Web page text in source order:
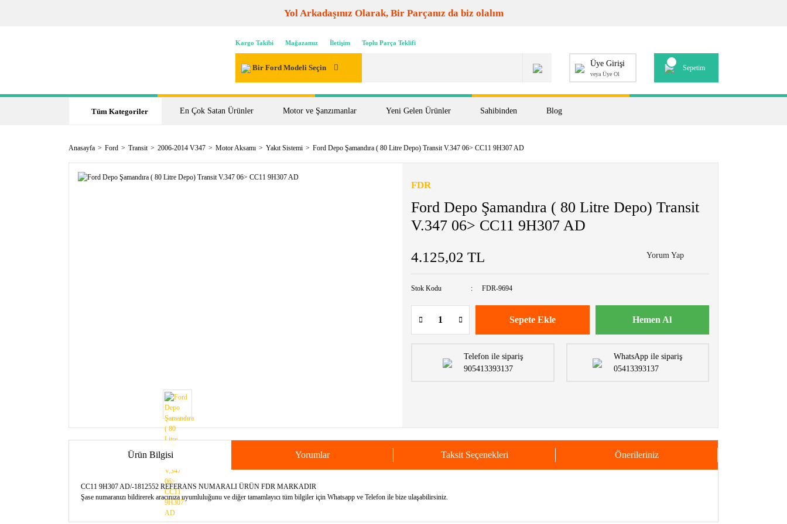
Yol Arkadaşınız Olarak, Bir Parçanız da biz olalım
Kargo Takibi Mağazamız İletişim Toplu Parça Teklifi
Bir Ford Modeli Seçin Üye Girişi
veya Üye Ol
Sepetim
Tüm Kategoriler En Çok Satan Ürünler Motor ve Şanzımanlar Yeni Gelen Ürünler Sahibinden Blog
Anasayfa Ford Transit 2006-2014 V347 Motor Aksamı Yakıt Sistemi Ford Depo Şamandıra ( 80 Litre Depo) Transit V.347 06> CC11 9H307 AD
FDR
Ford Depo Şamandıra ( 80 Litre Depo) Transit
V.347 06> CC11 9H307 AD
4.125,02 TL Yorum Yap
Stok Kodu FDR-9694
Sepete Ekle Hemen Al
Telefon ile sipariş
905413393137
WhatsApp ile sipariş
05413393137
Ürün Bilgisi Yorumlar Taksit Seçenekleri Önerileriniz
CC11 9H307 AD/-1812552 REFERANS NUMARALI ÜRÜN FDR MARKADIR
Şase numaranızı bildirerek aracınıza uyumluluğunu ve diğer tamamlayıcı tüm bilgiler için Whatsapp ve Telefon ile bize ulaşabilirsiniz.